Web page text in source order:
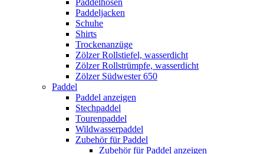
Paddeljacken
Schuhe
Shirts
Trockenanzüge
Zölzer Rollstiefel, wasserdicht
Zölzer Rollstrümpfe, wasserdicht
Zölzer Südwester 650
Paddel
Paddel anzeigen
Stechpaddel
Tourenpaddel
Wildwasserpaddel
Zubehör für Paddel
Zubehör für Paddel anzeigen